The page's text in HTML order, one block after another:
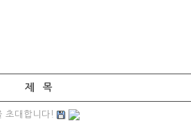
제 목
초대합니다!